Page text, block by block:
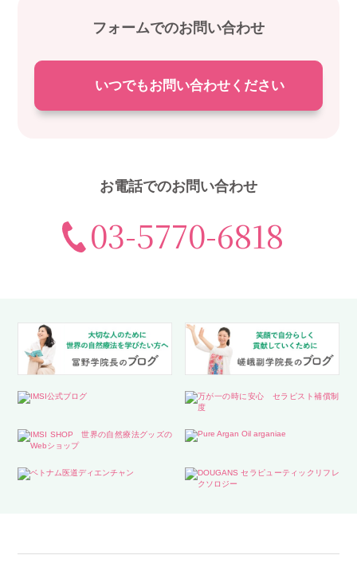
フォームでのお問い合わせ
いつでもお問い合わせください
お電話でのお問い合わせ
03-5770-6818